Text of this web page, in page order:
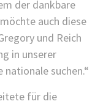
der dankbare
auch diese
und Reich
in unserer
suchen.“
für die